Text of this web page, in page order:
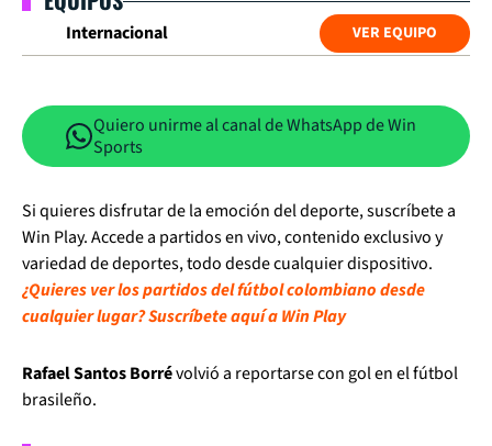
Internacional VER EQUIPO
Quiero unirme al canal de WhatsApp de Win
Sports
Si quieres disfrutar de la emoción del deporte, suscríbete a
Win Play. Accede a partidos en vivo, contenido exclusivo y
variedad de deportes, todo desde cualquier dispositivo.
¿Quieres ver los partidos del fútbol colombiano desde
cualquier lugar? Suscríbete aquí a Win Play
Rafael Santos Borrévolvió a reportarse con gol en el fútbol
brasileño.